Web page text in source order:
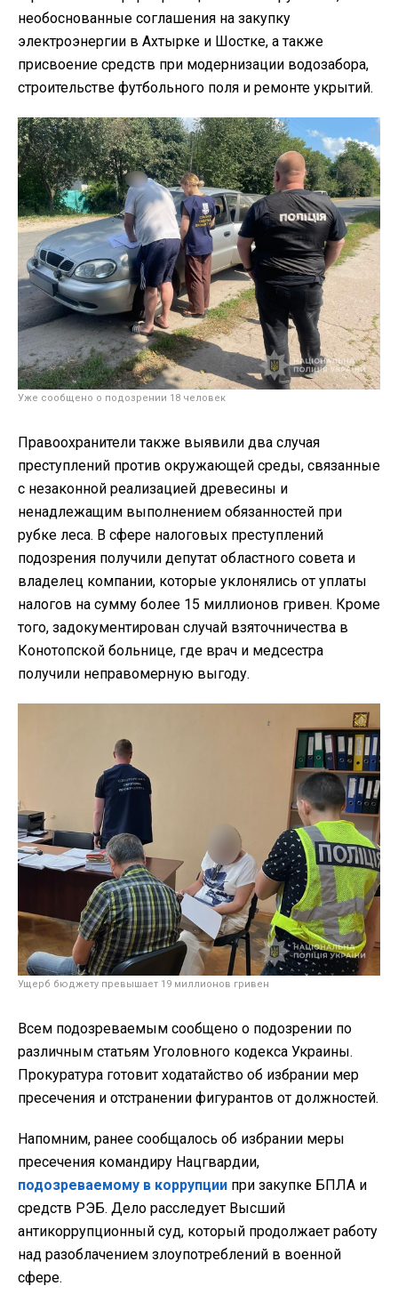
необоснованные соглашения на закупку
электроэнергии в Ахтырке и Шостке, а также
присвоение средств при модернизации водозабора,
строительстве футбольного поля и ремонте укрытий.
Уже сообщено о подозрении 18 человек
Правоохранители также выявили два случая
преступлений против окружающей среды, связанные
с незаконной реализацией древесины и
ненадлежащим выполнением обязанностей при
рубке леса. В сфере налоговых преступлений
подозрения получили депутат областного совета и
владелец компании, которые уклонялись от уплаты
налогов на сумму более 15 миллионов гривен. Кроме
того, задокументирован случай взяточничества в
Конотопской больнице, где врач и медсестра
получили неправомерную выгоду.
Ущерб бюджету превышает 19 миллионов гривен
Всем подозреваемым сообщено о подозрении по
различным статьям Уголовного кодекса Украины.
Прокуратура готовит ходатайство об избрании мер
пресечения и отстранении фигурантов от должностей.
Напомним, ранее сообщалось об избрании меры
пресечения командиру Нацгвардии,
подозреваемому в коррупции при закупке БПЛА и
средств РЭБ. Дело расследует Высший
антикоррупционный суд, который продолжает работу
над разоблачением злоупотреблений в военной
сфере.